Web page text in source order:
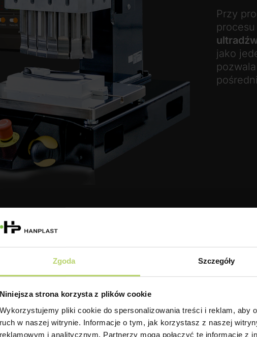
Zgoda Szczegóły
Niniejsza strona korzysta z plików cookie
Wykorzystujemy pliki cookie do spersonalizowania treści i reklam, aby
ruch w naszej witrynie. Informacje o tym, jak korzystasz z naszej
reklamowym i analitycznym. Partnerzy mogą połączyć te informacje z
Przy
jako
pod